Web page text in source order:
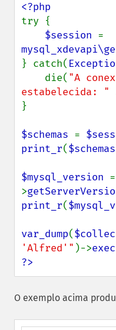
try {
$session
} catch(
    die(
"A
estabelecida: "
}
$schemas =
print_r($schemas
$mysql_version =
>
print_r(
var_dump(
'Alfred'" )->
?>
O exemplo acima